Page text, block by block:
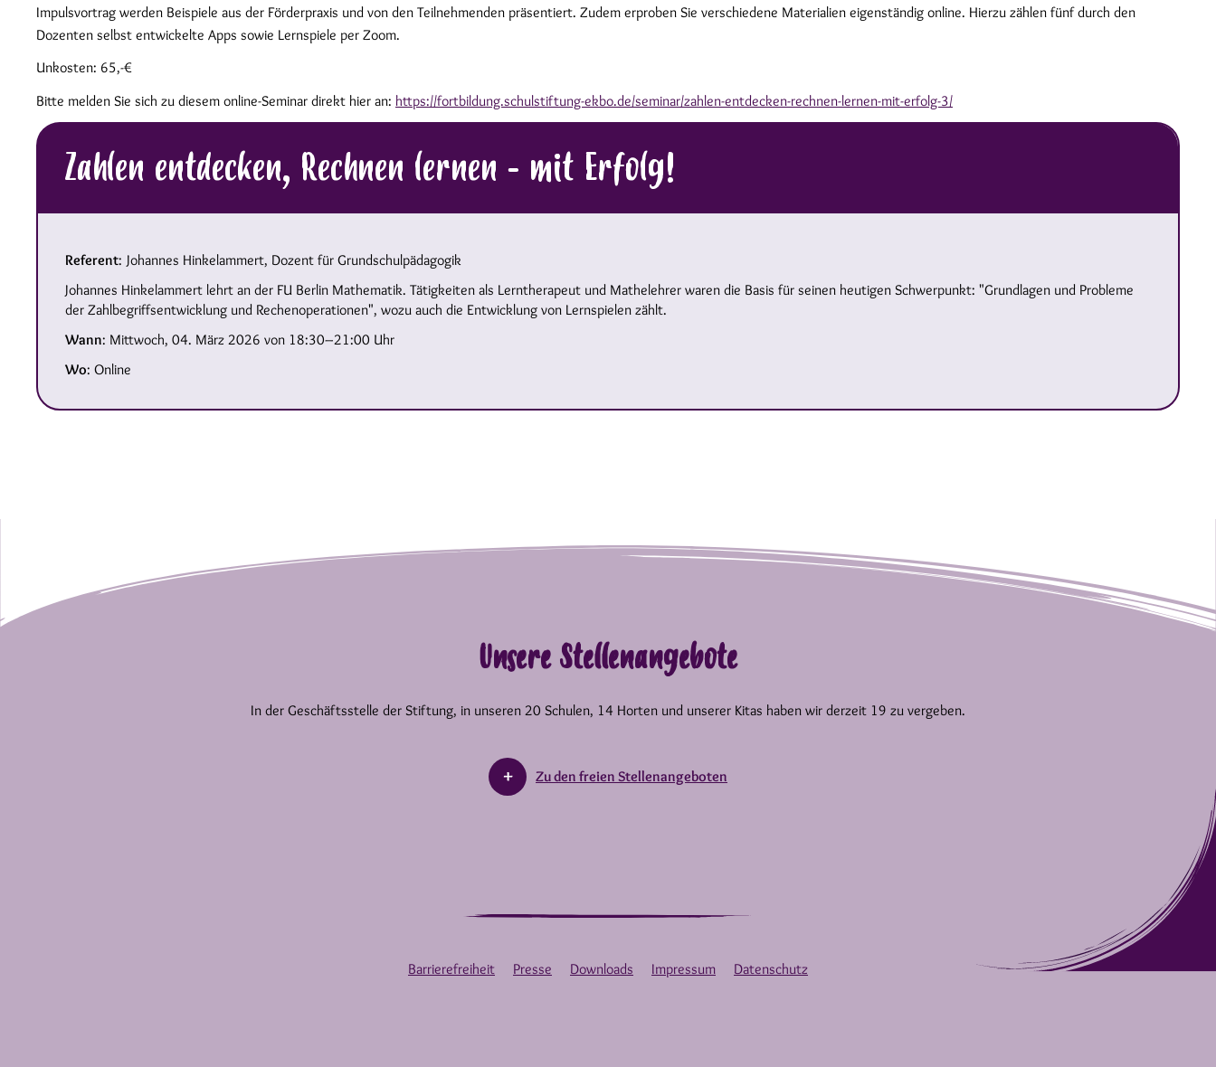
Impulsvortrag werden Beispiele aus der Förderpraxis und von den Teilnehmenden präsentiert. Zudem erproben Sie verschiedene Materialien eigenständig online. Hierzu zählen fünf durch den
Dozenten selbst entwickelte Apps sowie Lernspiele per Zoom.
Unkosten: 65,-€
Bitte melden Sie sich zu diesem online-Seminar direkt hier an: https://fortbildung.schulstiftung-ekbo.de/seminar/zahlen-entdecken-rechnen-lernen-mit-erfolg-3/
Zahlen entdecken, Rechnen lernen - mit Erfolg!
Referent: Johannes Hinkelammert, Dozent für Grundschulpädagogik
Johannes Hinkelammert lehrt an der FU Berlin Mathematik. Tätigkeiten als Lerntherapeut und Mathelehrer waren die Basis für seinen heutigen Schwerpunkt: "Grundlagen und Probleme
der Zahlbegriffsentwicklung und Rechenoperationen", wozu auch die Entwicklung von Lernspielen zählt.
Wann: Mittwoch, 04. März 2026 von 18:30–21:00 Uhr
Wo: Online
Unsere Stellenangebote
In der Geschäftsstelle der Stiftung, in unseren 20 Schulen, 14 Horten und unserer Kitas haben wir derzeit 19 zu vergeben.
Zu den freien Stellenangeboten
Barrierefreiheit Presse Downloads Impressum Datenschutz